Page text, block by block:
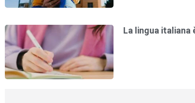
La lingua italiana